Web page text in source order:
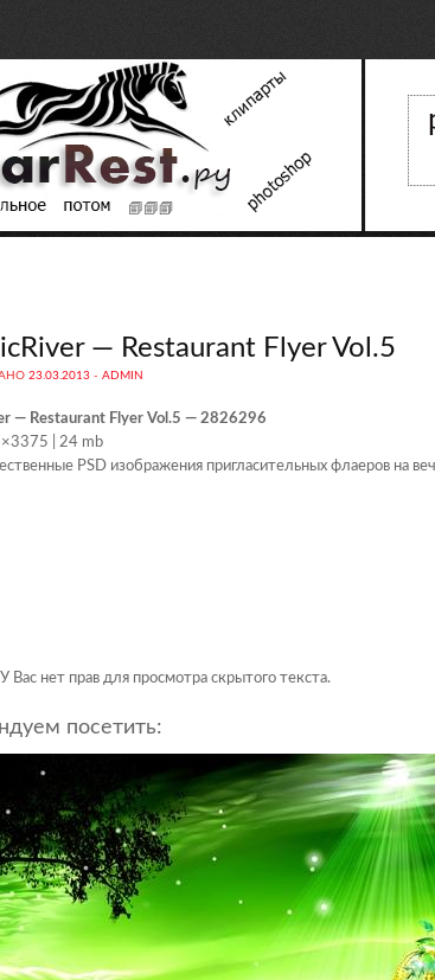
— Restaurant Flyer Vol.5
23.03.2013 - ADMIN
— Restaurant Flyer Vol.5 — 2826296
| 24 mb
PSD изображения пригласительных флаеров на
Вас нет прав для просмотра скрытого текста.
посетить: